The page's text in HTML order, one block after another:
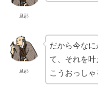
旦那
旦那
だから今な
て、それを
こうおっしゃ